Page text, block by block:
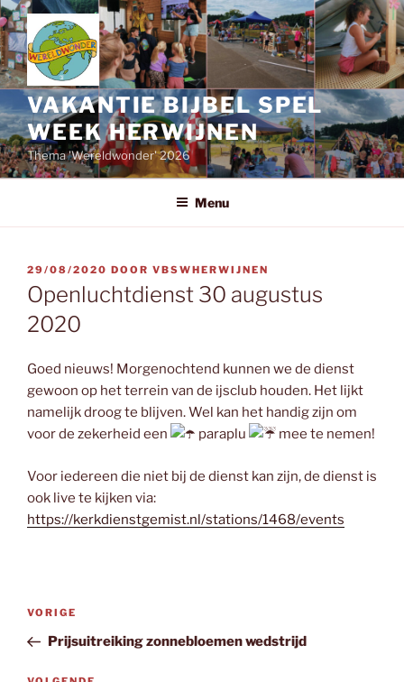
Ga
naar
de
inhoud
VAKANTIE BIJBEL SPEL
WEEK HERWIJNEN
Thema 'Wereldwonder' 2026
Menu
GEPLAATST
OP
29/08/2020 DOOR VBSWHERWIJNEN
Openluchtdienst 30 augustus
2020
Goed nieuws! Morgenochtend kunnen we de dienst
gewoon op het terrein van de ijsclub houden. Het lijkt
namelijk droog te blijven. Wel kan het handig zijn om
voor de zekerheid een
paraplu mee te nemen!
Voor iedereen die niet bij de dienst kan zijn, de dienst is
ook live te kijken via:
https://kerkdienstgemist.nl/stations/1468/events
Bericht
Vorig
bericht
VORIGE
Prijsuitreiking zonnebloemen wedstrijd